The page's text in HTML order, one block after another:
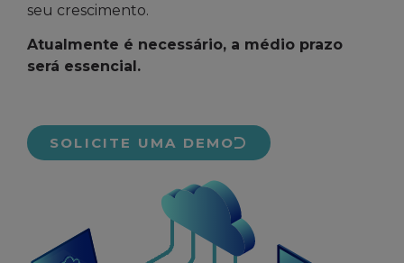
seu crescimento.
Atualmente é necessário, a médio prazo
será essencial.
SOLICITE UMA DEMO